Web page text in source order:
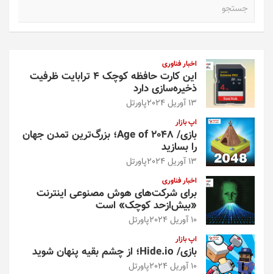
اخبار فناوری
این کارت حافظه کوچک ۴ ترابایت ظرفیت
ذخیره‌سازی دارد
13 آوریل 2024 پاورتل
اپ بازار
بازی/ Age of 2048؛ بزرگ‌ترین تمدن جهان
را بسازید
13 آوریل 2024 پاورتل
اخبار فناوری
برای شرکت‌های هوش مصنوعی اینترنت
«بیش‌از‌حد کوچک» است
10 آوریل 2024 پاورتل
اپ بازار
بازی/ Hide.io؛ از چشم بقیه پنهان شوید
10 آوریل 2024 پاورتل